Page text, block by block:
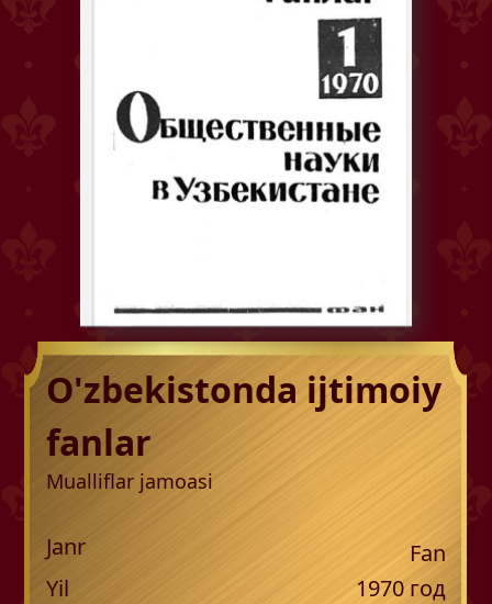
O'zbekistonda ijtimoiy
fanlar
Mualliflar jamoasi
Janr
Fan
Yil
1970год